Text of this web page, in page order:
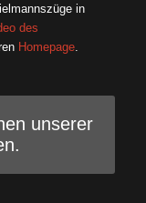
in
des
Homepage.
unserer